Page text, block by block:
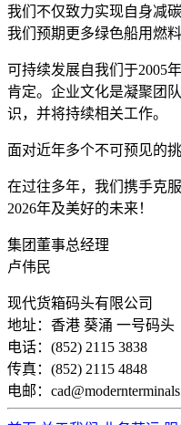
我们不仅致力实现自身减
我们预期更多绿色船用燃
可持续发展自我们于2005
肯定。企业文化是凝聚团
识，并将持续相关工作。
面对近年多个不可预见的
在过往多年，我们携手克
2026年及美好的未来！
集团董事总经理
卢伟民
现代货箱码头有限公司
地址：香港 葵涌 一号码头
电话：(852) 2115 3838
传真：(852) 2115 4848
电邮：